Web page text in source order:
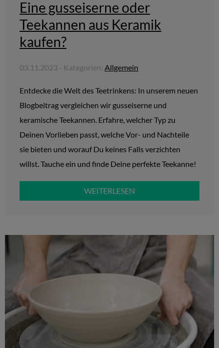
Eine gusseiserne oder
Teekannen aus Keramik
kaufen?
03.11.2023 - Kategorien: Allgemein
Entdecke die Welt des Teetrinkens: In unserem neuen
Blogbeitrag vergleichen wir gusseiserne und
keramische Teekannen. Erfahre, welcher Typ zu
Deinen Vorlieben passt, welche Vor- und Nachteile
sie bieten und worauf Du keines Falls verzichten
willst. Tauche ein und finde Deine perfekte Teekanne!
WEITERLESEN